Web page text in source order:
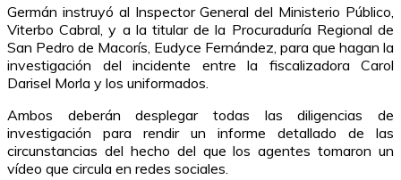
Germán instruyó al Inspector General del Ministerio Público,
Viterbo Cabral, y a la titular de la Procuraduría Regional de
San Pedro de Macorís, Eudyce Fernández, para que hagan la
investigación del incidente entre la fiscalizadora Carol
Darisel Morla y los uniformados.
Ambos deberán desplegar todas las diligencias de
investigación para rendir un informe detallado de las
circunstancias del hecho del que los agentes tomaron un
vídeo que circula en redes sociales.